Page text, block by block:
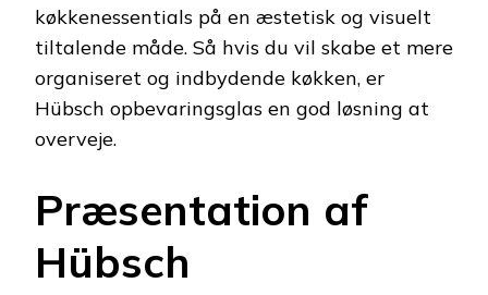
køkkenessentials på en æstetisk og visuelt
tiltalende måde. Så hvis du vil skabe et mere
organiseret og indbydende køkken, er
Hübsch opbevaringsglas en god løsning at
overveje.
Præsentation af
Hübsch